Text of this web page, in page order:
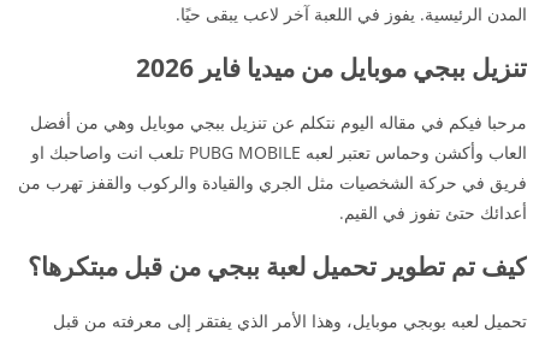
المدن الرئيسية. يفوز في اللعبة آخر لاعب يبقى حيًا.
تنزيل ببجي موبايل من ميديا فاير 2026
مرحبا فيكم في مقاله اليوم نتكلم عن تنزيل ببجي موبايل وهي من أفضل
العاب وأكشن وحماس تعتبر لعبه PUBG MOBILE تلعب انت واصاحبك او
فريق في حركة الشخصيات مثل الجري والقيادة والركوب والقفز تهرب من
أعدائك حتئ تفوز في القيم.
كيف تم تطوير تحميل لعبة ببجي من قبل مبتكرها؟
تحميل لعبه بوبجي موبايل، وهذا الأمر الذي يفتقر إلى معرفته من قبل